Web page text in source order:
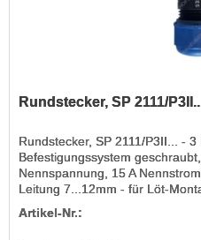
Rundstecker, SP 2111/
Rundstecker, SP 2111/P3II... -
Befestigungssystem
Nennspannung, 15 A
Leitung 7...12mm - für Löt-
Artikel-Nr.: